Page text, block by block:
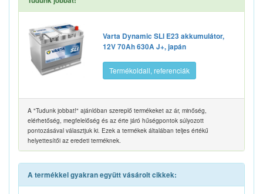
Varta Dynamic SLI E23 akkumulátor,
12V 70Ah 630A J+, japán
Termékoldall, referenciák
A "Tudunk jobbat!" ajánlóban szereplő termékeket az ár, minőség,
elérhetőség, megfelelőség és az érte járó hűségpontok súlyozott
pontozásával választjuk ki. Ezek a termékek általában teljes értékű
helyettesítői az eredeti terméknek.
A termékkel gyakran együtt vásárolt cikkek: